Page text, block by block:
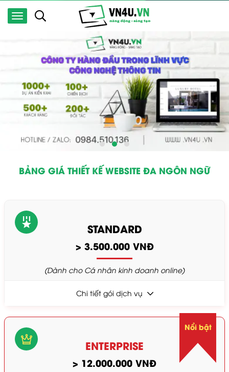
BẢNG GIÁ THIẾT KẾ WEBSITE ĐA NGÔN NGỮ
STANDARD
> 3.500.000 VNĐ
(Dành cho Cá nhân kinh doanh online)
Chi tiết gói dịch vụ
Nổi bật
ENTERPRISE
> 12.000.000 VNĐ